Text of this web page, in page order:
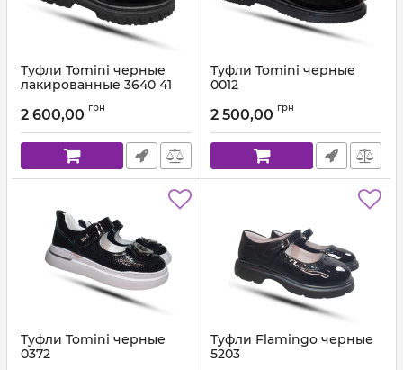
Туфли Tomini черные
лакированные 3640 41
2 600,00 грн
Туфли Tomini черные
0012
2 500,00 грн
Туфли Tomini черные
0372
Туфли Flamingo черные
5203